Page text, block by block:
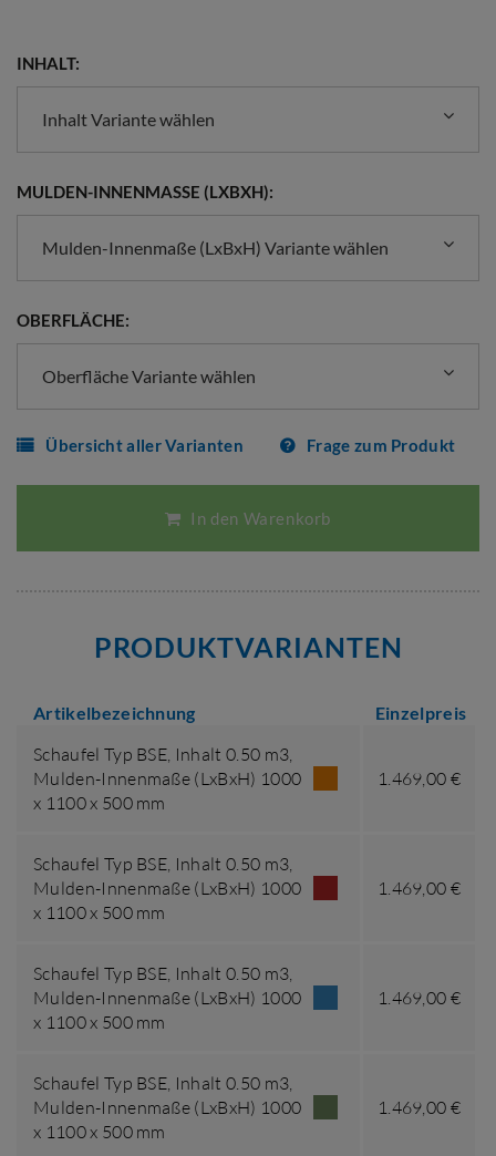
INHALT:
Inhalt Variante wählen
MULDEN-INNENMASSE (LXBXH):
Mulden-Innenmaße (LxBxH) Variante wählen
OBERFLÄCHE:
Oberfläche Variante wählen
Übersicht aller Varianten Frage zum Produkt
In den Warenkorb
PRODUKTVARIANTEN
Artikelbezeichnung Einzelpreis
Schaufel Typ BSE, Inhalt 0.50 m3,
Mulden-Innenmaße (LxBxH) 1000
x 1100 x 500 mm
1.469,00 €
Schaufel Typ BSE, Inhalt 0.50 m3,
Mulden-Innenmaße (LxBxH) 1000
x 1100 x 500 mm
1.469,00 €
Schaufel Typ BSE, Inhalt 0.50 m3,
Mulden-Innenmaße (LxBxH) 1000
x 1100 x 500 mm
1.469,00 €
Schaufel Typ BSE, Inhalt 0.50 m3,
Mulden-Innenmaße (LxBxH) 1000
x 1100 x 500 mm
1.469,00 €